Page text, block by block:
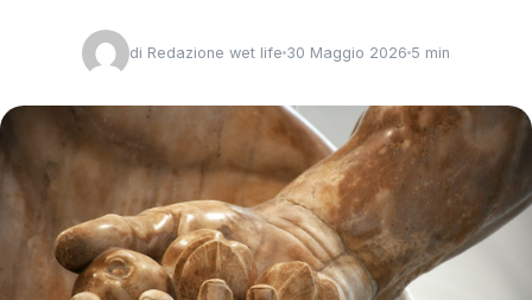
di Redazione wet life 30 Maggio 2026 5 min